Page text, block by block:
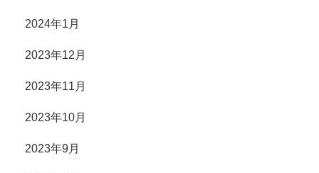
2024年1月
2023年12月
2023年11月
2023年10月
2023年9月